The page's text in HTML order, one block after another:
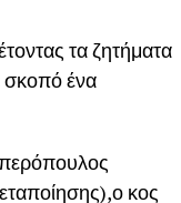
τα ζητήματα
σκοπό ένα
κος